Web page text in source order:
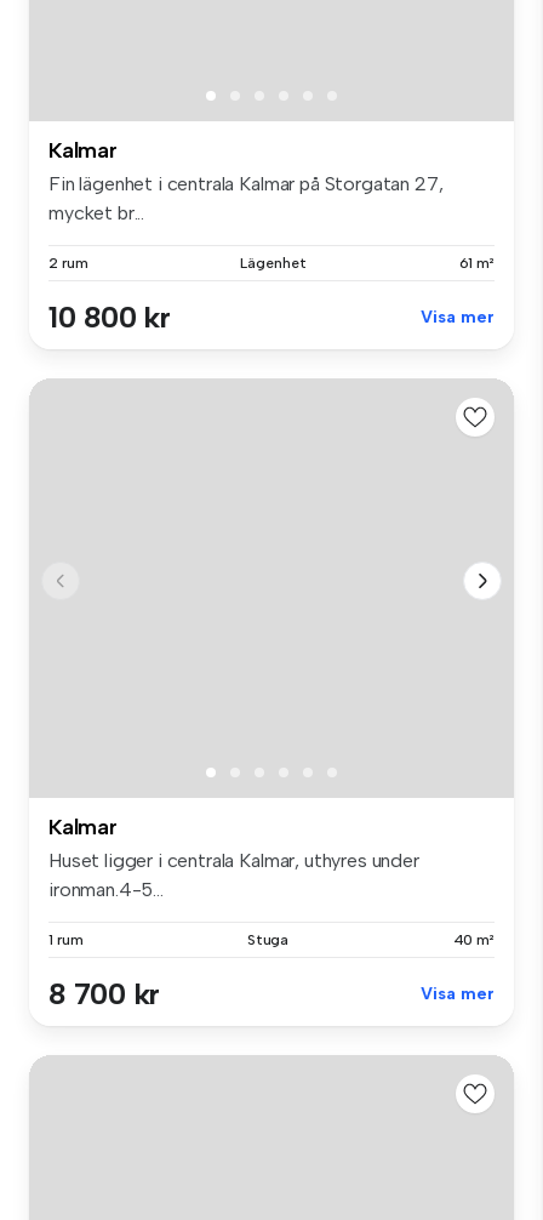
Kalmar
Fin lägenhet i centrala Kalmar på Storgatan 27,
mycket br...
2 rum Lägenhet 61 m²
10 800 kr Visa mer
Kalmar
Huset ligger i centrala Kalmar, uthyres under
ironman.4-5...
1 rum Stuga 40 m²
8 700 kr Visa mer